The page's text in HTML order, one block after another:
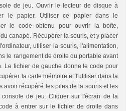
de jeu. Ouvrir le lecteur de disque à
le papier. Utiliser ce papier dans le
le code obtenu pour ouvrir la boîte,
canapé. Récupérer la souris, et y placer
utiliser la souris, l'alimentation,
le rangement de droite du portable avant
Le fichier de gauche donne le code pour
la carte mémoire et l'utiliser dans la
avoir récupéré les piles de la souris et les
de jeu. Cliquer sur l'écran de la
à entrer sur le fichier de droite dans